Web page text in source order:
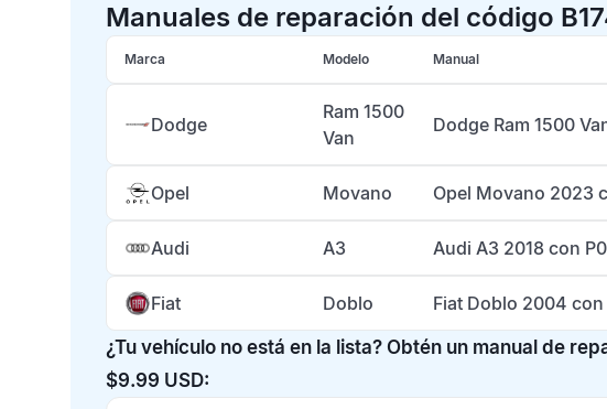
Manuales de reparación del código
Marca Modelo Manual
Dodge
Ram 1500
Van
Dodge Ram 1500
Opel Movano Opel Movano 2023
Audi A3 Audi A3 2018 con
Fiat Doblo Fiat Doblo 2004 con
¿Tu vehículo no está en la lista? Obtén un manual de
$9.99 USD: